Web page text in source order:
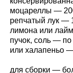
моцареллы —
репчатый лук —
лимона или
пучок, соль —
или халапеньо
для сборки —